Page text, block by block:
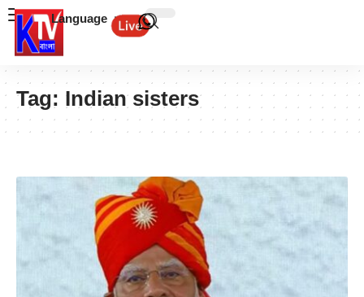
Language
Tag: Indian sisters